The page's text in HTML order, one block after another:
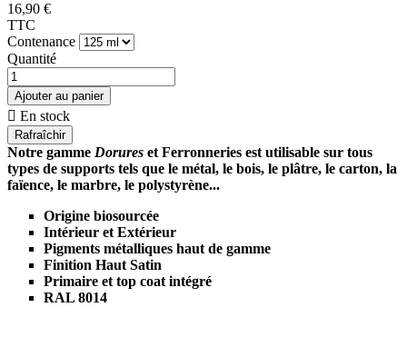
16,90 €
TTC
Contenance
Quantité
Ajouter au panier
 En stock
Notre gamme Dorures et Ferronneries est utilisable sur tous
types de supports tels que le métal, le bois, le plâtre, le carton, la
faïence, le marbre, le polystyrène...
Origine biosourcée
Intérieur et Extérieur
Pigments métalliques haut de gamme
Finition Haut Satin
Primaire et top coat intégré
RAL 8014